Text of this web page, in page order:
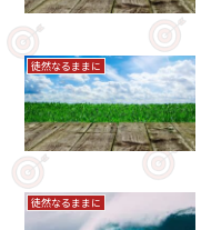
徒然なるままに
徒然なるままに